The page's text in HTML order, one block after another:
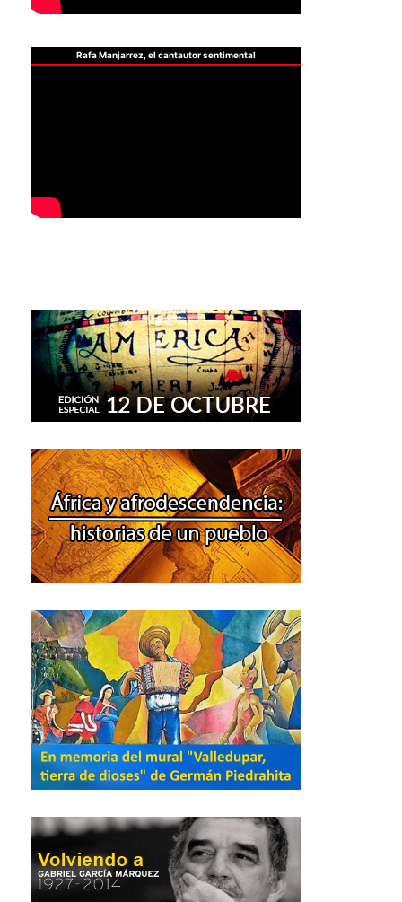
Rafa Manjarrez, el cantautor sentimental